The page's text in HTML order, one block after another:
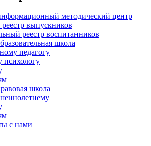
методический центр
выпускников
реестр воспитанников
школа
педагогу
психологу
школа
с нами